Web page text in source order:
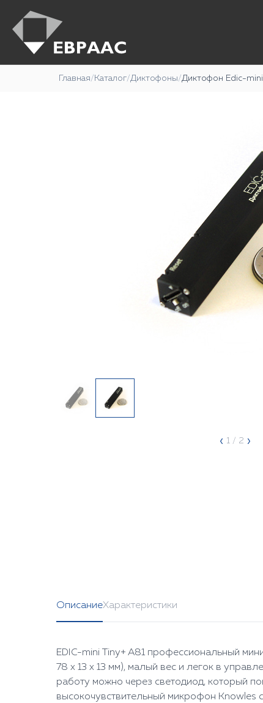
Главная/ Каталог/Диктофоны/Диктофон Edic-
‹ 1 / 2 ›
ОписаниеХарактеристики
EDIC-mini Tiny+ A81 профессиональный
78 x 13 x 13 мм), малый вес и легок в
работу можно через светодиод, который
высокочувствительный микрофон Knowles